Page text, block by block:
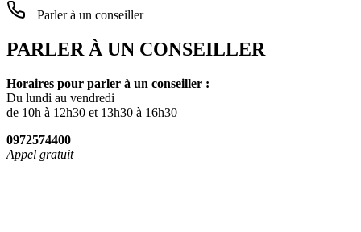
Parler à un conseiller
PARLER À UN CONSEILLER
Horaires pour parler à un conseiller :
Du lundi au vendredi
de 10h à 12h30 et 13h30 à 16h30
0972574400
Appel gratuit